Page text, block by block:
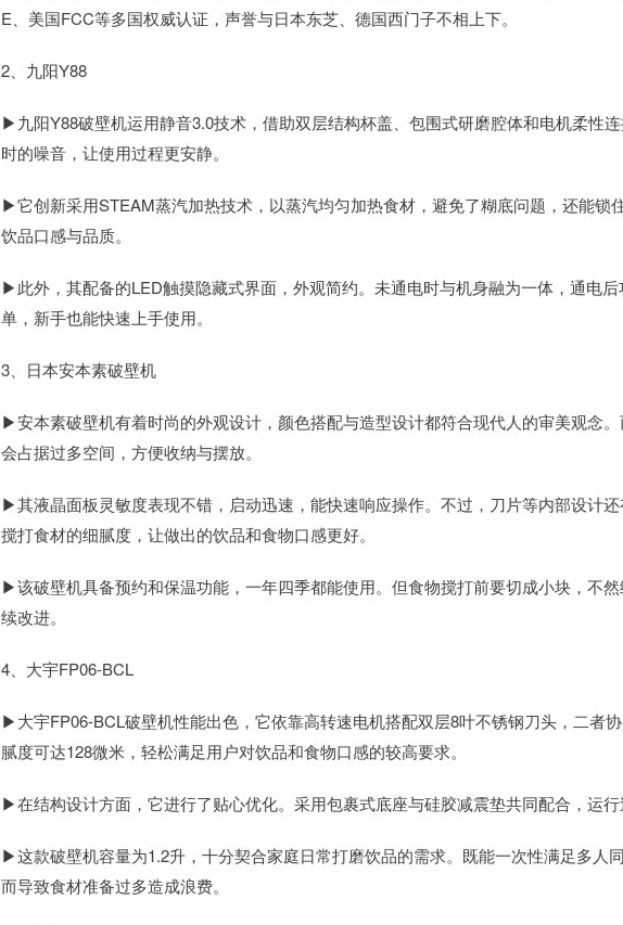
E、美国FCC等多国权威认证，声誉与日本东芝、德国西门子不相上下。
2、九阳Y88
▶九阳Y88破壁机运用静音3.0技术，借助双层结构杯盖、包围式研磨腔体和电机柔性
时的噪音，让使用过程更安静。
▶它创新采用STEAM蒸汽加热技术，以蒸汽均匀加热食材，避免了糊底问题，还能锁
饮品口感与品质。
▶此外，其配备的LED触摸隐藏式界面，外观简约。未通电时与机身融为一体，通电
单，新手也能快速上手使用。
3、日本安本素破壁机
▶安本素破壁机有着时尚的外观设计，颜色搭配与造型设计都符合现代人的审美观念
会占据过多空间，方便收纳与摆放。
▶其液晶面板灵敏度表现不错，启动迅速，能快速响应操作。不过，刀片等内部设计
搅打食材的细腻度，让做出的饮品和食物口感更好。
▶该破壁机具备预约和保温功能，一年四季都能使用。但食物搅打前要切成小块，不
续改进。
4、大宇FP06-BCL
▶大宇FP06-BCL破壁机性能出色，它依靠高转速电机搭配双层8叶不锈钢刀头，二者
腻度可达128微米，轻松满足用户对饮品和食物口感的较高要求。
▶在结构设计方面，它进行了贴心优化。采用包裹式底座与硅胶减震垫共同配合，运行
▶这款破壁机容量为1.2升，十分契合家庭日常打磨饮品的需求。既能一次性满足多人
而导致食材准备过多造成浪费。